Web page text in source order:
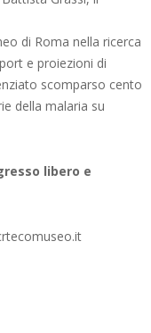
di Roma nella ricerca
e proiezioni di
scomparso cento
della malaria su
libero e